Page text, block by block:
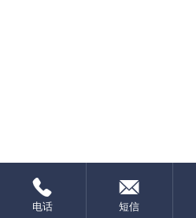

电话

短信